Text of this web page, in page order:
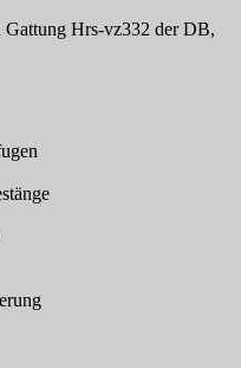
Hrs-vz332 der DB,